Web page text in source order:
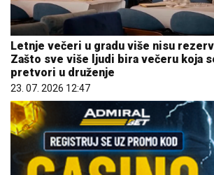
Letnje večeri u gradu više nisu
Zašto sve više ljudi bira večeru koja
pretvori u druženje
23. 07. 2026 12:47